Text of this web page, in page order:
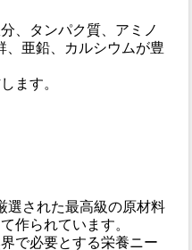
、タンパク質、アミノ
、亜鉛、カルシウムが豊
ます。
選された最高級の原材料
作られています。
で必要とする栄養ニー